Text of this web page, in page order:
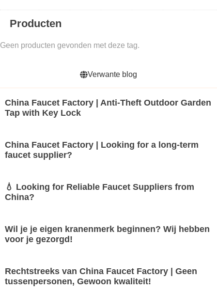
Producten
Geen producten gevonden met deze tag.
Verwante blog
China Faucet Factory | Anti-Theft Outdoor Garden
Tap with Key Lock
China Faucet Factory | Looking for a long-term
faucet supplier?
💧 Looking for Reliable Faucet Suppliers from
China?
Wil je je eigen kranenmerk beginnen? Wij hebben
voor je gezorgd!
Rechtstreeks van China Faucet Factory | Geen
tussenpersonen, Gewoon kwaliteit!